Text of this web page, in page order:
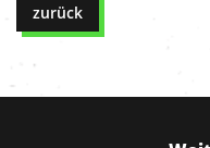
zurück